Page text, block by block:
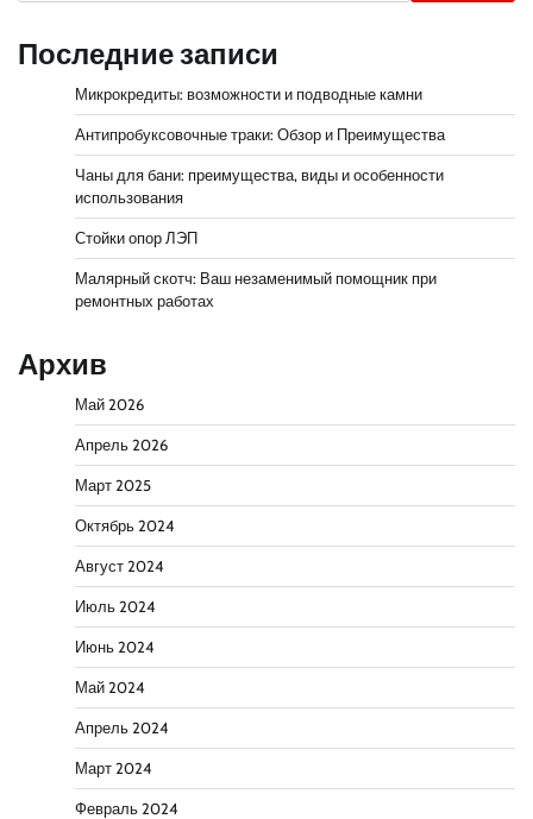
Последние записи
Микрокредиты: возможности и подводные камни
Антипробуксовочные траки: Обзор и Преимущества
Чаны для бани: преимущества, виды и особенности
использования
Стойки опор ЛЭП
Малярный скотч: Ваш незаменимый помощник при
ремонтных работах
Архив
Май 2026
Апрель 2026
Март 2025
Октябрь 2024
Август 2024
Июль 2024
Июнь 2024
Май 2024
Апрель 2024
Март 2024
Февраль 2024